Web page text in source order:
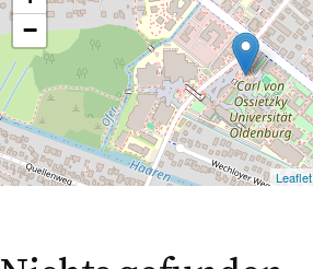
−
Leaflet